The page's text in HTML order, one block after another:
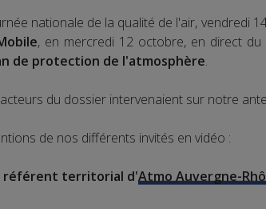
nationale de la qualité de l'air, vendredi
, en mercredi 12 octobre, en direct
de protection de l'atmosphère.
du dossier intervenaient sur notre
de nos différents invités en vidéo :
référent territorial d'Atmo Auvergne-